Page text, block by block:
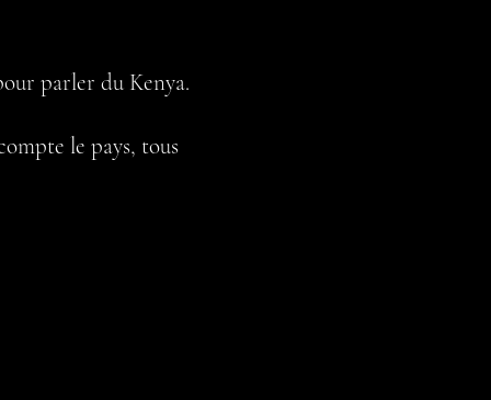
parler du Kenya.
le pays, tous